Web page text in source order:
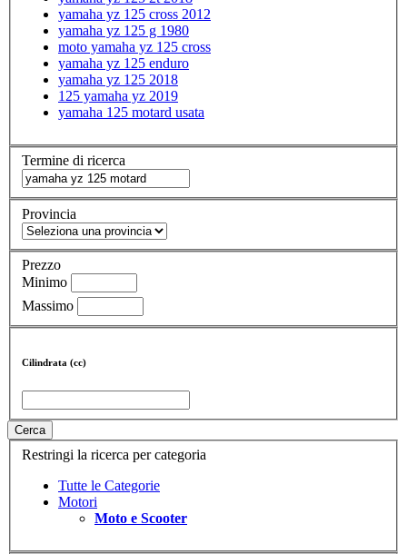
yamaha yz 125 cross 2012
yamaha yz 125 g 1980
moto yamaha yz 125 cross
yamaha yz 125 enduro
yamaha yz 125 2018
125 yamaha yz 2019
yamaha 125 motard usata
Termine di ricerca
Provincia
Prezzo
Minimo
Massimo
Cilindrata (cc)
Cerca
Restringi la ricerca per categoria
Tutte le Categorie
Motori
Moto e Scooter